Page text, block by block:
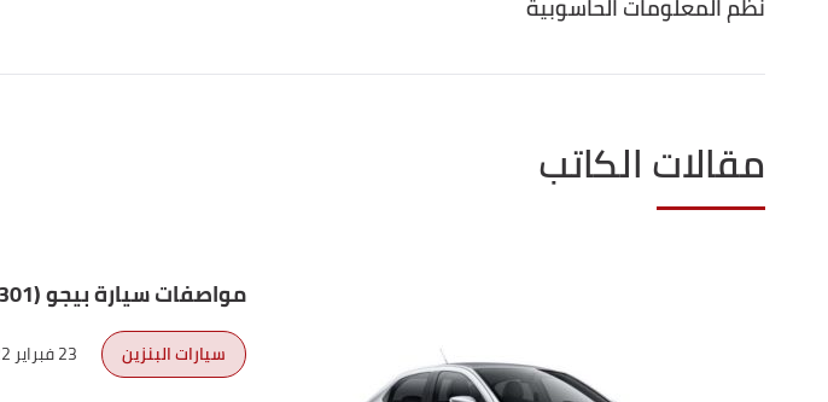
مقالات الكاتب
مواصفات سيارة بيجو (301) 2020
سيارات البنزين 23 فبراير 2022